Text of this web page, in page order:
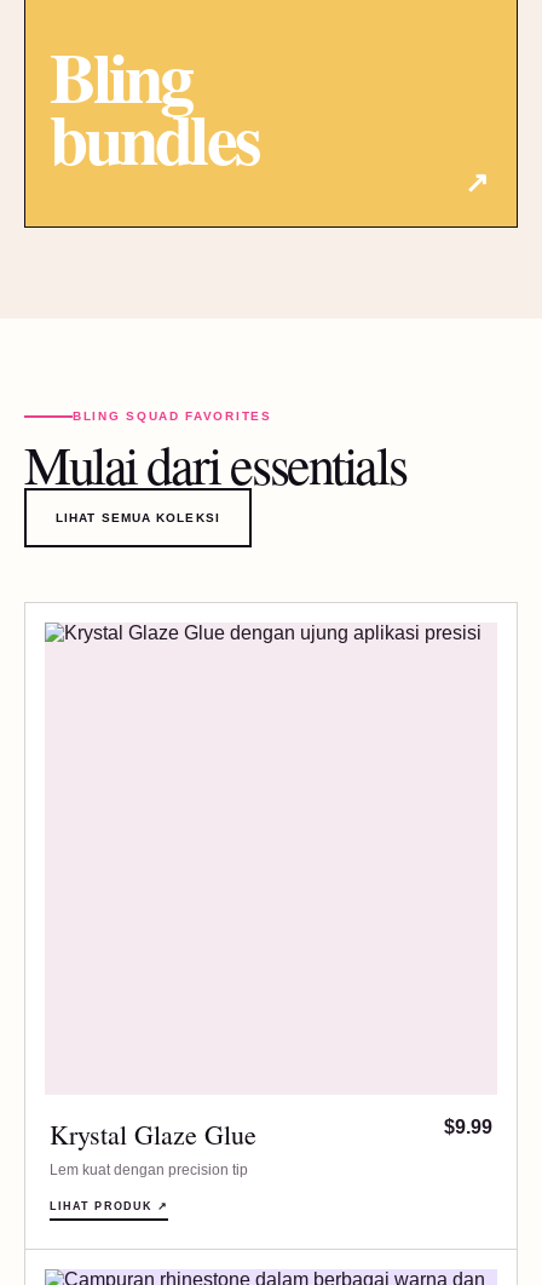
Bling
bundles ↗
BLING SQUAD FAVORITES
Mulai dari essentials
LIHAT SEMUA KOLEKSI
Krystal Glaze Glue
Lem kuat dengan precision tip
$9.99
LIHAT PRODUK ↗